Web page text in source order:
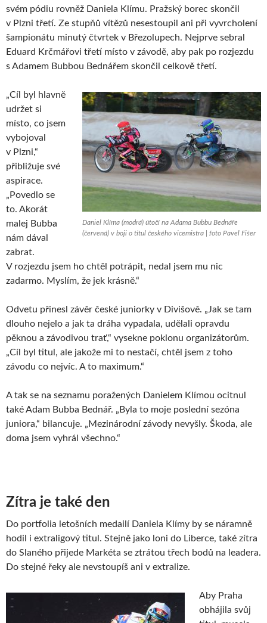
svém pódiu rovněž Daniela Klímu. Pražský borec skončil
v Plzni třetí. Ze stupňů vítězů nesestoupil ani při vyvrcholení
šampionátu minutý čtvrtek v Březolupech. Nejprve sebral
Eduard Krčmářovi třetí místo v závodě, aby pak po rozjezdu
s Adamem Bubbou Bednářem skončil celkově třetí.
Daniel Klíma (modrá) útočí na Adama Bubbu Bednáře
(červená) v boji o titul českého vicemistra | foto Pavel Fišer
„Cíl byl hlavně
udržet si
místo, co jsem
vybojoval
v Plzni,“
přibližuje své
aspirace.
„Povedlo se
to. Akorát
malej Bubba
nám dával
zabrat.
V rozjezdu jsem ho chtěl potrápit, nedal jsem mu nic
zadarmo. Myslím, že jek krásně.“
Odvetu přinesl závěr české juniorky v Divišově. „Jak se tam
dlouho nejelo a jak ta dráha vypadala, udělali opravdu
pěknou a závodivou trať,“ vysekne poklonu organizátorům.
„Cíl byl titul, ale jakože mi to nestačí, chtěl jsem z toho
závodu co nejvíc. A to maximum.“
A tak se na seznamu poražených Danielem Klímou ocitnul
také Adam Bubba Bednář. „Byla to moje poslední sezóna
juniora,“ bilancuje. „Mezinárodní závody nevyšly. Škoda, ale
doma jsem vyhrál všechno.“
Zítra je také den
Do portfolia letošních medailí Daniela Klímy by se náramně
hodil i extraligový titul. Stejně jako loni do Liberce, také zítra
do Slaného přijede Markéta se ztrátou třech bodů na leadera.
Do stejné řeky ale nevstoupíš ani v extralize.
Aby Praha
obhájila svůj